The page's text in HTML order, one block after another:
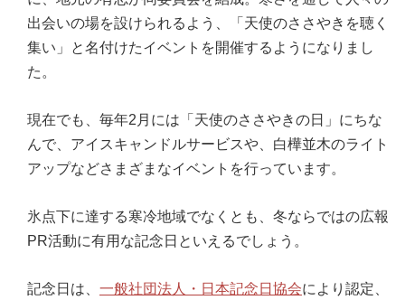
出会いの場を設けられるよう、「天使のささやきを聴く
集い」と名付けたイベントを開催するようになりまし
た。
現在でも、毎年2月には「天使のささやきの日」にちな
んで、アイスキャンドルサービスや、白樺並木のライト
アップなどさまざまなイベントを行っています。
氷点下に達する寒冷地域でなくとも、冬ならではの広報
PR活動に有用な記念日といえるでしょう。
記念日は、 一般社団法人・日本記念日協会により認定、